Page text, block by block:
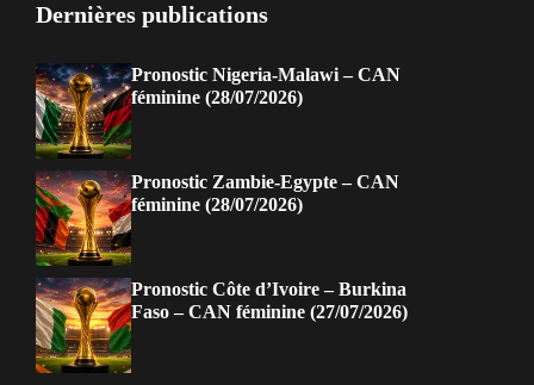
Dernières publications
Pronostic Nigeria-Malawi – CAN
féminine (28/07/2026)
Pronostic Zambie-Egypte – CAN
féminine (28/07/2026)
Pronostic Côte d’Ivoire – Burkina
Faso – CAN féminine (27/07/2026)